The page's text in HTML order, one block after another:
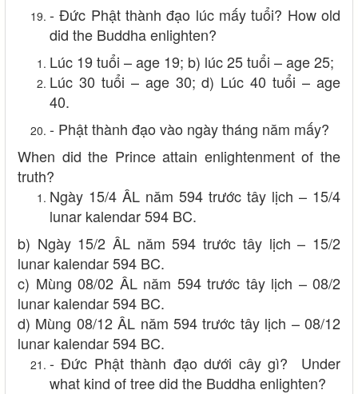
- Đức Phật thành đạo lúc mấy tuổi? How old
did the Buddha enlighten?
Lúc 19 tuổi – age 19; b) lúc 25 tuổi – age 25;
Lúc 30 tuổi – age 30; d) Lúc 40 tuổi – age
40.
- Phật thành đạo vào ngày tháng năm mấy?
When did the Prince attain enlightenment of the
truth?
Ngày 15/4 ÂL năm 594 trước tây lịch – 15/4
lunar kalendar 594 BC.
b) Ngày 15/2 ÂL năm 594 trước tây lịch – 15/2
lunar kalendar 594 BC.
c) Mùng 08/02 ÂL năm 594 trước tây lịch – 08/2
lunar kalendar 594 BC.
d) Mùng 08/12 ÂL năm 594 trước tây lịch – 08/12
lunar kalendar 594 BC.
- Đức Phật thành đạo dưới cây gì? Under
what kind of tree did the Buddha enlighten?